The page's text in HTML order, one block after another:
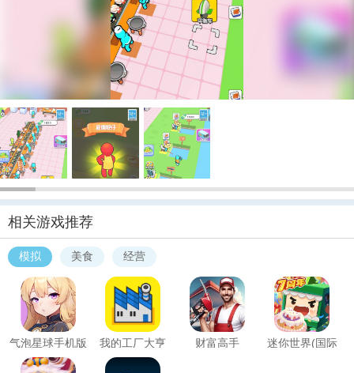
相关游戏推荐
模拟 美食 经营
气泡星球手机版
我的工厂大亨
(My Factory
财富高手
迷你世界(国际